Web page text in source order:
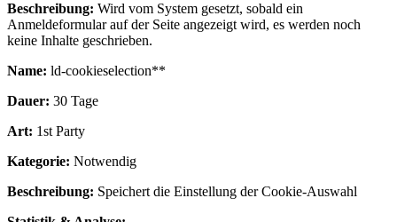
Beschreibung: Wird vom System gesetzt, sobald ein
Anmeldeformular auf der Seite angezeigt wird, es werden noch
keine Inhalte geschrieben.
Name: ld-cookieselection**
Dauer: 30 Tage
Art: 1st Party
Kategorie: Notwendig
Beschreibung: Speichert die Einstellung der Cookie-Auswahl